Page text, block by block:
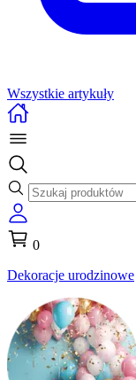
Wszystkie artykuły
0
Dekoracje urodzinowe